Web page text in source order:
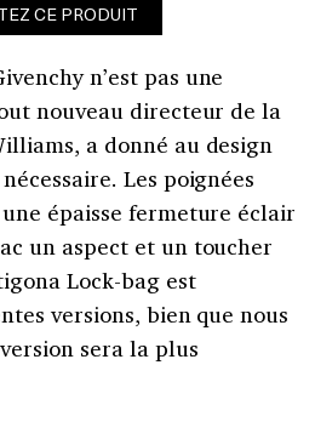
CE PRODUIT
n’est pas une
nouveau directeur de la
a donné au design
Les poignées
épaisse fermeture éclair
un aspect et un toucher
Lock-bag est
versions, bien que nous
sera la plus